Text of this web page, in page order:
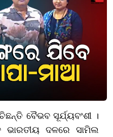
ବୈଭବ ସୂର୍ଯ୍ୟବଂଶୀ ।
ଭାରତୀୟ ଦଳରେ ସାମିଲ